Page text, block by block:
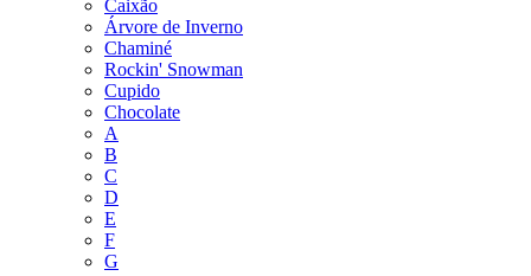
Caixão
Árvore de Inverno
Chaminé
Rockin' Snowman
Cupido
Chocolate
A
B
C
D
E
F
G